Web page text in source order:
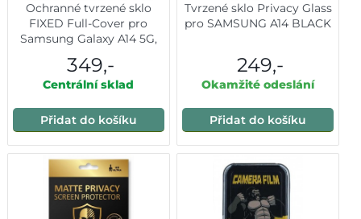
Ochranné tvrzené sklo
FIXED Full-Cover pro
Samsung Galaxy A14 5G,
černé
349,-
Centrální sklad
Přidat do košíku
Tvrzené sklo Privacy Glass
pro SAMSUNG A14 BLACK
249,-
Okamžité odeslání
Přidat do košíku